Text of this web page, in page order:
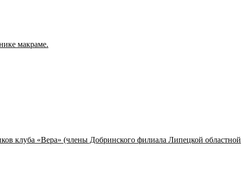
макраме.
клуба «Вера» (члены Добринского филиала Липецкой областной